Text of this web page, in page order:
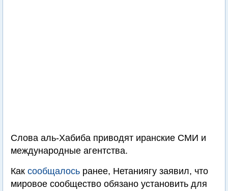
Слова аль-Хабиба приводят иранские СМИ и
международные агентства.
Как сообщалось ранее, Нетаниягу заявил, что
мировое сообщество обязано установить для